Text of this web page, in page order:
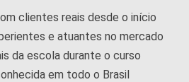
clientes reais desde o início
e atuantes no mercado
da escola durante o curso
em todo o Brasil